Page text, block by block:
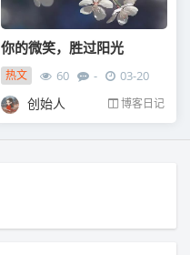
你的微笑，胜过阳光
热文 60 - 03-20
创始人 博客日记